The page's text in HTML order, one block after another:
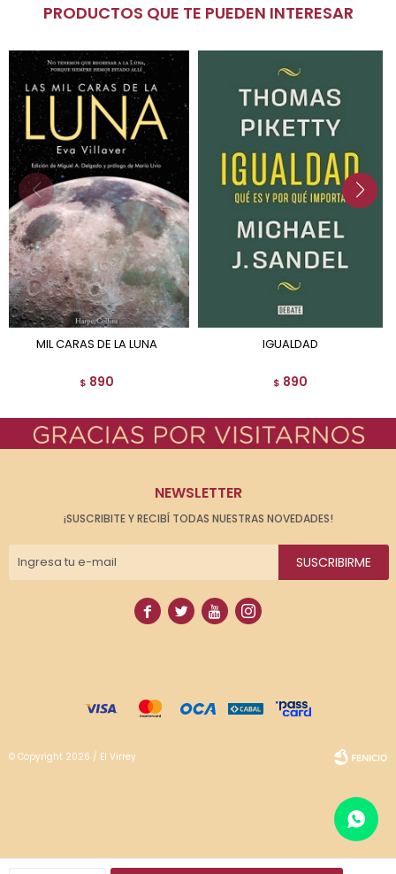
PRODUCTOS QUE TE PUEDEN INTERESAR
MIL CARAS DE LA LUNA
$ 890
IGUALDAD
$ 890
NEWSLETTER
¡SUSCRIBITE Y RECIBÍ TODAS NUESTRAS NOVEDADES!
SUSCRIBIRME
   
© Copyright 2026 / El Virrey